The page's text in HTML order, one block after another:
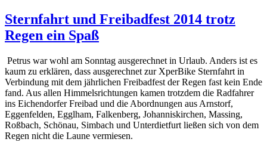
Sternfahrt und Freibadfest 2014 trotz
Regen ein Spaß
Petrus war wohl am Sonntag ausgerechnet in Urlaub. Anders ist es
kaum zu erklären, dass ausgerechnet zur XperBike Sternfahrt in
Verbindung mit dem jährlichen Freibadfest der Regen fast kein Ende
fand. Aus allen Himmelsrichtungen kamen trotzdem die Radfahrer
ins Eichendorfer Freibad und die Abordnungen aus Arnstorf,
Eggenfelden, Egglham, Falkenberg, Johanniskirchen, Massing,
Roßbach, Schönau, Simbach und Unterdietfurt ließen sich von dem
Regen nicht die Laune vermiesen.